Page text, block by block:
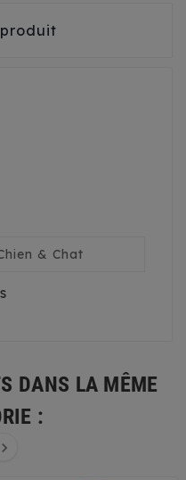
& Chat
DANS LA MÊME
:
